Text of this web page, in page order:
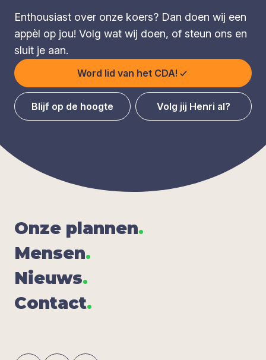
Enthousiast over onze koers? Dan doen wij een
appèl op jou! Volg wat wij doen, of steun ons en
sluit je aan.
Word lid van het CDA!
Blijf op de hoogte Volg jij Henri al?
Onze plan­nen.
Men­sen.
Nieuws.
Con­tact.